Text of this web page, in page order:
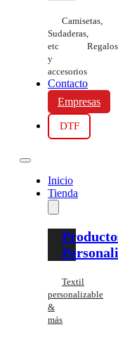
Camisetas,
Sudaderas,
etc
Regalos
y
accesorios
Contacto
Empresas
DTF
Inicio
Tienda
Textil
personalizable
&
más